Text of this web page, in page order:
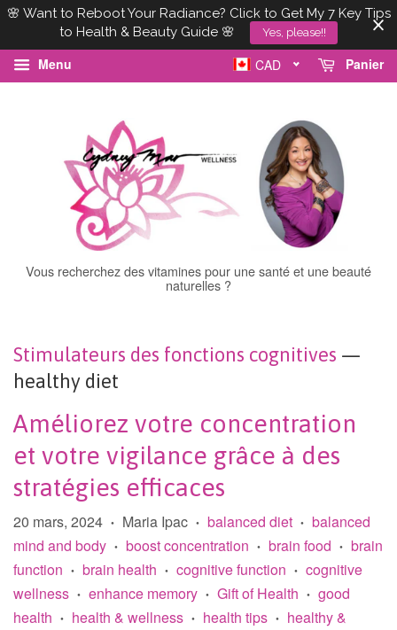
🌸 Want to Reboot Your Radiance? Click to Get My 7 Key Tips
to Health & Beauty Guide 🌸
Yes, please!!
Menu Panier
CAD
Vous recherchez des vitamines pour une santé et une beauté
naturelles ?
Stimulateurs des fonctions cognitives —
healthy diet
Améliorez votre concentration
et votre vigilance grâce à des
stratégies efficaces
20 mars, 2024 • Maria Ipac • balanced diet • balanced
mind and body • boost concentration • brain food • brain
function
• brain health • cognitive function • cognitive
wellness • enhance memory • Gift of Health • good
health
• health & wellness • health tips •
healthy &